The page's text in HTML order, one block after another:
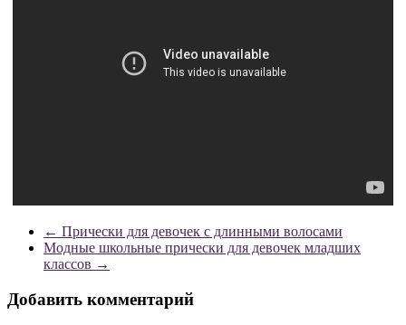
← Прически для девочек с длинными волосами
Модные школьные прически для девочек младших
классов →
Добавить комментарий